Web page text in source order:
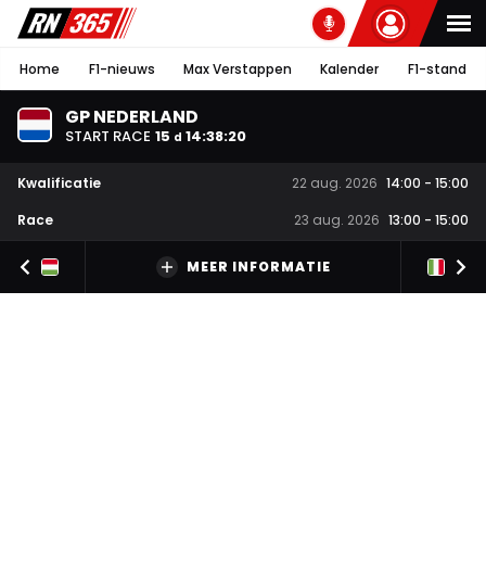
Home F1-nieuws Max Verstappen Kalender F1-stand
GP NEDERLAND
START RACE 15 d 14:38:19
Kwalificatie 22 aug. 2026 14:00 - 15:00
Race
23 aug. 2026 13:00 - 15:00
MEER INFORMATIE